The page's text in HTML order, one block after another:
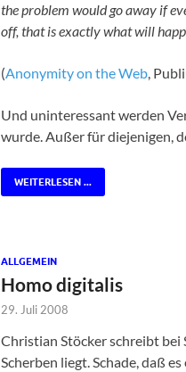
the problem would go away if
off, that is exactly what will
(Anonymity on the Web,
Und uninteressant werden
wurde. Außer für diejenigen,
WEITERLESEN ...
ALLGEMEIN
Homo digitalis
29. Juli 2008
Christian Stöcker schreibt bei
Scherben liegt. Schade, daß